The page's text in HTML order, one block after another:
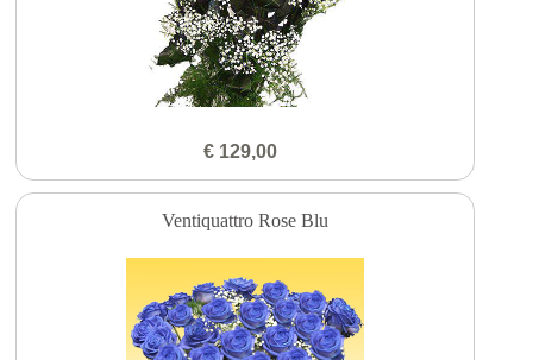
€ 129,00
Ventiquattro Rose Blu